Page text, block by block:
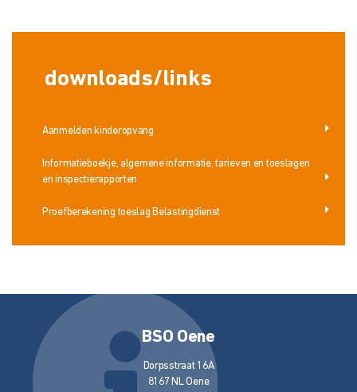
downloads/links
Aanmelden kinderopvang
Informatieboekje, algemene informatie, tarieven en toeslagen
en inspectierapporten
Proefberekening toeslag Belastingdienst
BSO Oene
Dorpsstraat 16A
8167 NL Oene